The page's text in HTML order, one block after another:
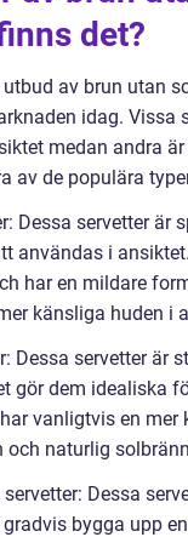
det?
av brun utan
idag. Vissa
medan andra
av de populära
Dessa servetter är
användas i
har en mildare
känsliga huden i
Dessa servetter är
gör dem idealiska
vanligtvis en
och naturlig
Dessa
bygga upp